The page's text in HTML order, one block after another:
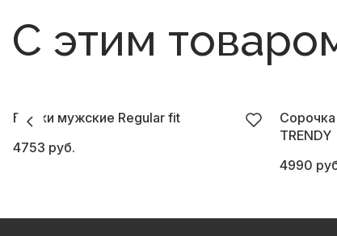
С этим
Брюки мужские Regular fit
4753 руб.
Сорочка
TRENDY
4990